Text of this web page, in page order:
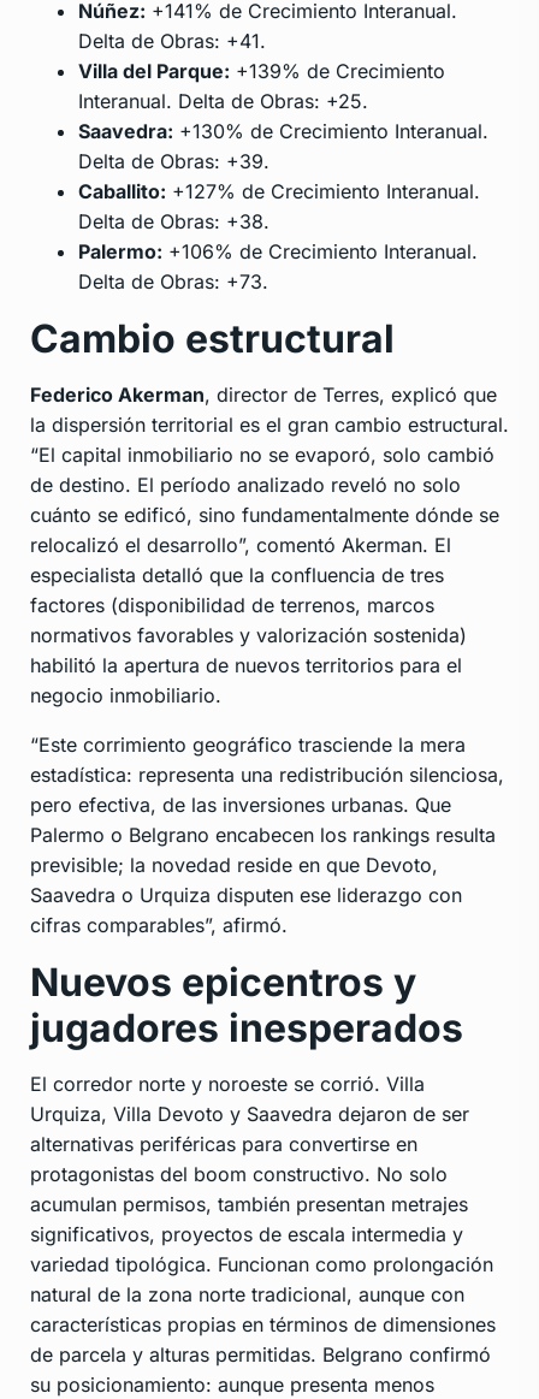
Núñez: +141% de Crecimiento Interanual.
Delta de Obras: +41.
Villa del Parque: +139% de Crecimiento
Interanual. Delta de Obras: +25.
Saavedra: +130% de Crecimiento Interanual.
Delta de Obras: +39.
Caballito: +127% de Crecimiento Interanual.
Delta de Obras: +38.
Palermo: +106% de Crecimiento Interanual.
Delta de Obras: +73.
Cambio estructural
Federico Akerman, director de Terres, explicó que
la dispersión territorial es el gran cambio estructural.
“El capital inmobiliario no se evaporó, solo cambió
de destino. El período analizado reveló no solo
cuánto se edificó, sino fundamentalmente dónde se
relocalizó el desarrollo”, comentó Akerman. El
especialista detalló que la confluencia de tres
factores (disponibilidad de terrenos, marcos
normativos favorables y valorización sostenida)
habilitó la apertura de nuevos territorios para el
negocio inmobiliario.
“Este corrimiento geográfico trasciende la mera
estadística: representa una redistribución silenciosa,
pero efectiva, de las inversiones urbanas. Que
Palermo o Belgrano encabecen los rankings resulta
previsible; la novedad reside en que Devoto,
Saavedra o Urquiza disputen ese liderazgo con
cifras comparables”, afirmó.
Nuevos epicentros y
jugadores inesperados
El corredor norte y noroeste se corrió. Villa
Urquiza, Villa Devoto y Saavedra dejaron de ser
alternativas periféricas para convertirse en
protagonistas del boom constructivo. No solo
acumulan permisos, también presentan metrajes
significativos, proyectos de escala intermedia y
variedad tipológica. Funcionan como prolongación
natural de la zona norte tradicional, aunque con
características propias en términos de dimensiones
de parcela y alturas permitidas. Belgrano confirmó
su posicionamiento: aunque presenta menos